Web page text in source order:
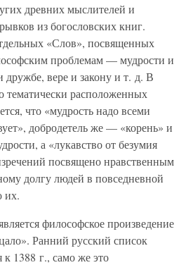
древних мыслителей и
из богословских книг.
«Слов», посвященных
проблемам — мудрости и
дружбе, вере и закону и т. д. В
тематически расположенных
что «мудрость надо всеми
добродетель же — «корень» и
а «лукавство от безумия
посвящено нравственным
долгу людей в повседневной
их.
философское произведение
Ранний русский список
1388 г., само же это